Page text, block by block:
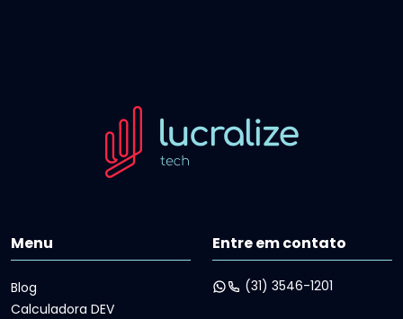
Menu
Blog
Calculadora DEV
Entre em contato
(31) 3546-1201